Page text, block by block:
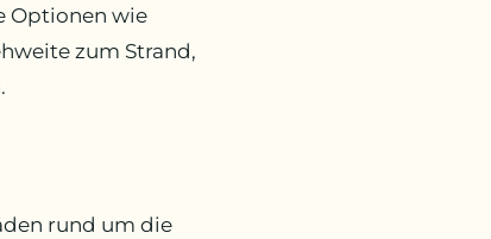
Optionen wie
zum Strand,
rund um die